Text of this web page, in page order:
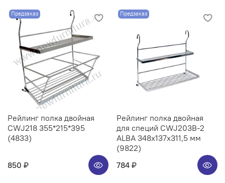
Предзаказ
Рейлинг полка двойная
CWJ218 355*215*395
(4833)
850 ₽
Предзаказ
Рейлинг полка двойная
для специй CWJ203B-2
ALBA 348x137x311,5 мм
(9822)
784 ₽